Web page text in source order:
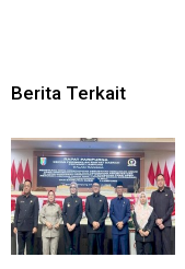
Berita Terkait